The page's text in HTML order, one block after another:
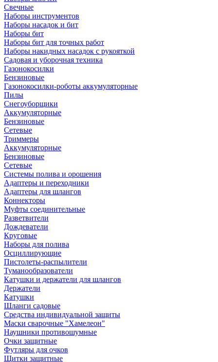
Свечные
Наборы инструментов
Наборы насадок и бит
Наборы бит
Наборы бит для точных работ
Наборы накидных насадок с рукояткой
Садовая и уборочная техника
Газонокосилки
Бензиновые
Газонокосилки-роботы аккумуляторные
Пилы
Снегоуборщики
Аккумуляторные
Бензиновые
Сетевые
Триммеры
Аккумуляторные
Бензиновые
Сетевые
Системы полива и орошения
Адаптеры и переходники
Адаптеры для шлангов
Коннекторы
Муфты соединительные
Разветвители
Дождеватели
Круговые
Наборы для полива
Осциллирующие
Пистолеты-распылители
Туманообразователи
Катушки и держатели для шлангов
Держатели
Катушки
Шланги садовые
Средства индивидуальной защиты
Маски сварочные "Хамелеон"
Наушники противошумные
Очки защитные
Футляры для очков
Щитки защитные